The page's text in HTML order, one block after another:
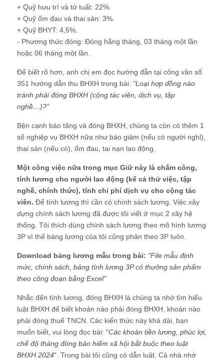
+ Quỹ hưu trí và tử tuất: 22%.
+ Quỹ ốm đau và thai sản: 3%.
+ Quỹ BHYT: 4,5%.
- Phương thức đóng: Đóng hằng tháng, 03 tháng một lần
hoặc 06 tháng một lần.
Để biết rõ hơn, anh chị em đọc hướng đẫn tại công văn số
351 hướng dẫn thu BHXH trong bài: "Loại hợp đồng nào
tránh phải đóng BHXH (cộng tác viên, dịch vụ, tập
nghề…)?"
Bện cạnh báo tăng và đóng BHXH, chúng ta còn có thêm 1
số nghiệp vụ BHXH nữa như báo giảm (nếu có người nghỉ),
thai sản (nếu có), ốm đau, tai nạn lao động.
Một công việc nữa trong mục Giữ này là chấm công,
tính lương cho người lao động (kể cả thử việc, tập
nghề, chính thức), tính chi phí dịch vụ cho cộng tác
viên. Để tính lương thì cần có chính sách lương. Việc xây
dựng chính sách lương đã được tôi viết ở mục 2 xây hệ
thống. Tôi thích dùng chính sách lương theo mô hình lương
3P vì thế bảng lương của tôi cũng phân theo 3P luôn.
Download bảng lương mẫu trong bài: "File mẫu định
mức, chính sách, bảng tính lương 3P có thưởng sản phẩm
theo công đoạn bằng Excel"
Nhắc đến tính lương, đóng BHXH là chúng ta nhớ tìm hiểu
luật BHXH để biết khoản nào phải đóng BHXH, khoản nào
phải đóng thuế TNCN. Các kiến thức này khá dài, bạn
muốn biết, vui lòng đọc bài: "Các khoản tiền lương, phúc lợi,
chế độ tháng đóng bảo hiểm xã hội bắt buộc theo luật
BHXH 2024". Trong bài tôi cũng có dẫn luật. Cả nhà nhớ